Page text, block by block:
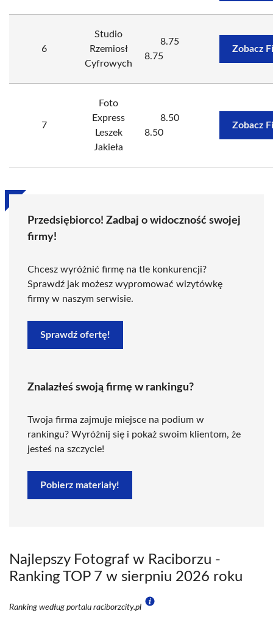
6
Studio
Rzemiosł
Cyfrowych
8.75
8.75
Zobacz
7
Foto
Express
Leszek
Jakieła
8.50
8.50
Zobacz
Przedsiębiorco! Zadbaj o widoczność swojej
firmy!
Chcesz wyróżnić firmę na tle konkurencji?
Sprawdź jak możesz wypromować wizytówkę
firmy w naszym serwisie.
Sprawdź ofertę!
Znalazłeś swoją firmę w rankingu?
Twoja firma zajmuje miejsce na podium w
rankingu? Wyróżnij się i pokaż swoim klientom, że
jesteś na szczycie!
Pobierz materiały!
Najlepszy Fotograf w Raciborzu -
Ranking TOP 7 w sierpniu 2026 roku
Ranking według portalu raciborzcity.pl